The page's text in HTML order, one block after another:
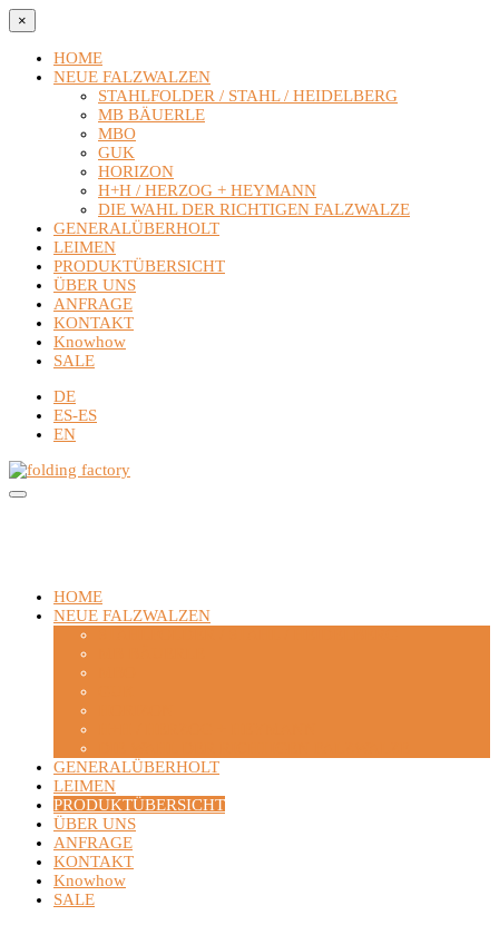
×
HOME
NEUE FALZWALZEN
STAHLFOLDER / STAHL / HEIDELBERG
MB BÄUERLE
MBO
GUK
HORIZON
H+H / HERZOG + HEYMANN
DIE WAHL DER RICHTIGEN FALZWALZE
GENERALÜBERHOLT
LEIMEN
PRODUKTÜBERSICHT
ÜBER UNS
ANFRAGE
KONTAKT
Knowhow
SALE
DE
ES-ES
EN
HOME
NEUE FALZWALZEN
GENERALÜBERHOLT
LEIMEN
PRODUKTÜBERSICHT
ÜBER UNS
ANFRAGE
KONTAKT
Knowhow
SALE